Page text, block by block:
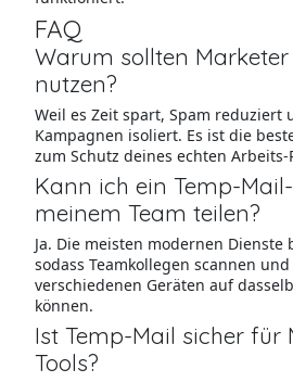
FAQ
Warum sollten
nutzen?
Weil es Zeit spart, Spam reduziert
Kampagnen isoliert. Es ist die
zum Schutz deines echten Arbeits-
Kann ich ein Temp-
meinem Team teilen?
Ja. Die meisten modernen Dienste
sodass Teamkollegen scannen
verschiedenen Geräten auf
können.
Ist Temp-Mail sicher für
Tools?